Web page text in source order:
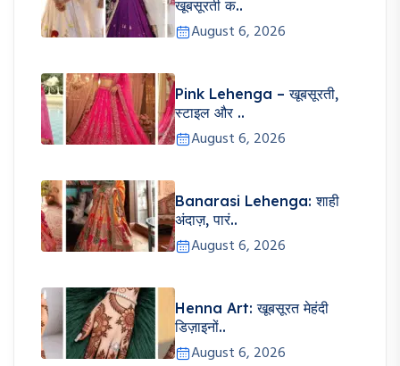
खूबसूरती क..
August 6, 2026
Pink Lehenga – खूबसूरती,
स्टाइल और ..
August 6, 2026
Banarasi Lehenga: शाही
अंदाज़, पारं..
August 6, 2026
Henna Art: खूबसूरत मेहंदी
डिज़ाइनों..
August 6, 2026